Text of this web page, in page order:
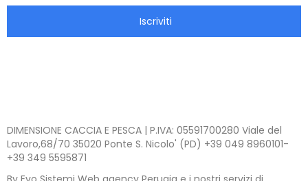
Iscriviti
DIMENSIONE CACCIA E PESCA | P.IVA: 05591700280 Viale del
Lavoro,68/70 35020 Ponte S. Nicolo' (PD) +39 049 8960101-
+39 349 5595871